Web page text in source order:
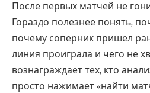
После первых матчей не
Гораздо полезнее понять,
почему соперник пришел
линия проиграла и чего не
вознаграждает тех, кто
просто нажимает «найти